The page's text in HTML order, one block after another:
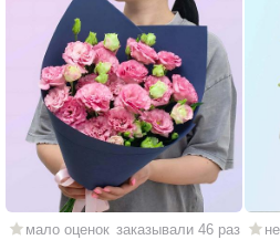
мало оценок заказывали 46 раз